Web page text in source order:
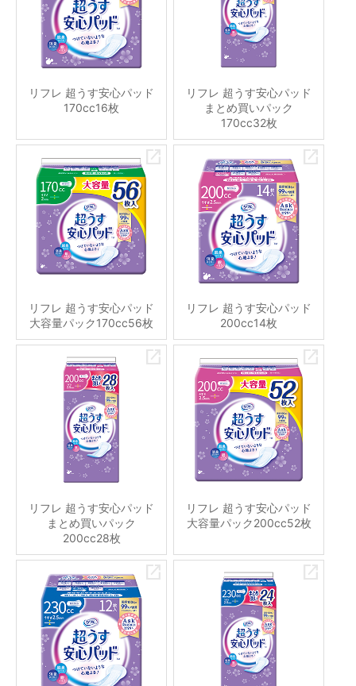
リフレ 超うす安心パッド
170cc16枚
リフレ 超うす安心パッド
まとめ買いパック
170cc32枚
リフレ 超うす安心パッド
大容量パック170cc56枚
リフレ 超うす安心パッド
200cc14枚
リフレ 超うす安心パッド
まとめ買いパック
200cc28枚
リフレ 超うす安心パッド
大容量パック200cc52枚